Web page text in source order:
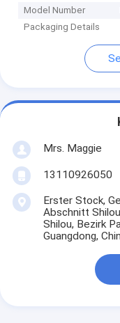
Model Number
Packaging Details
Mrs. Maggie
13110926050
Erster Stock,
Abschnitt
Shilou, Bezirk
Guangdong,